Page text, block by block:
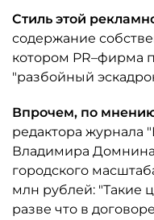
Стиль этой
содержание
котором PR–фирма
"разбойный
Впрочем, по
редактора журнала
Владимира
городского
млн рублей: "Такие
разве что в